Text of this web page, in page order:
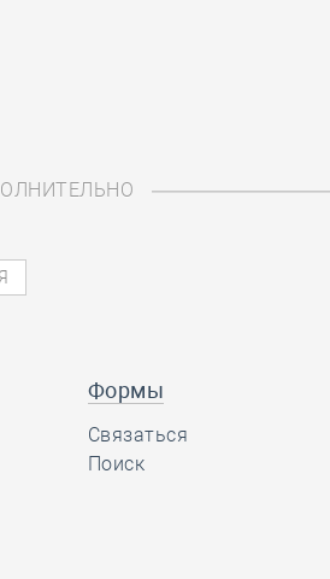
Формы
Связаться
Поиск